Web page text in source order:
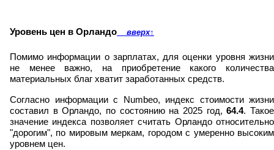
Уровень цен в Орландо вверх↑
Помимо информации о зарплатах, для оценки уровня жизни
не менее важно, на приобретение какого количества
материальных благ хватит заработанных средств.
Согласно информации с Numbeo, индекс стоимости жизни
составил в Орландо, по состоянию на 2025 год,64.4. Такое
значение индекса позволяет считать Орландо относительно
"дорогим", по мировым меркам, городом с умеренно высоким
уровнем цен.